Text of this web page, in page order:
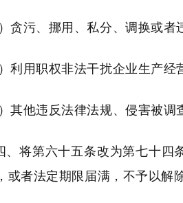
贪污、挪用、私分、调换或
利用职权非法干扰企业生产
其他违反法律法规、侵害被调
、将第六十五条改为第七十四
或者法定期限届满，不予以解